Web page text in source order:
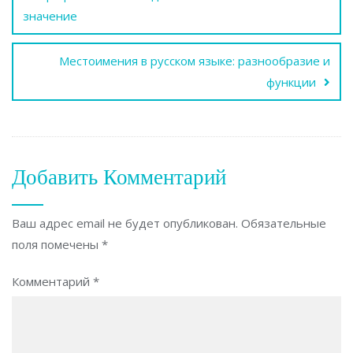
по
записям
значение
Местоимения в русском языке: разнообразие и
функции
Добавить Комментарий
Ваш адрес email не будет опубликован. Обязательные
поля помечены *
Комментарий *